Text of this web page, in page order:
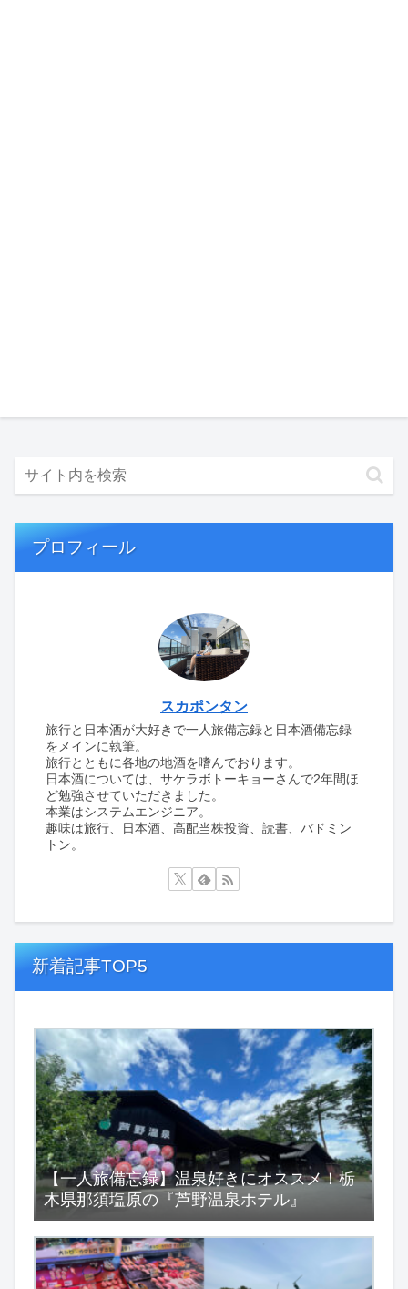
プロフィール
スカポンタン
旅行と日本酒が大好きで一人旅備忘録と日本酒備忘録
をメインに執筆。
旅行とともに各地の地酒を嗜んでおります。
日本酒については、サケラボトーキョーさんで2年間ほ
ど勉強させていただきました。
本業はシステムエンジニア。
趣味は旅行、日本酒、高配当株投資、読書、バドミン
トン。
新着記事TOP5
【一人旅備忘録】温泉好きにオススメ！栃
木県那須塩原の『芦野温泉ホテル』